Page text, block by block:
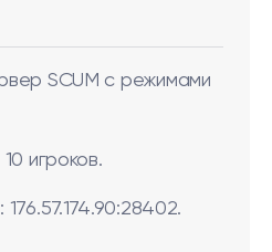
SCUM с режимами
игроков.
176.57.174.90:28402.